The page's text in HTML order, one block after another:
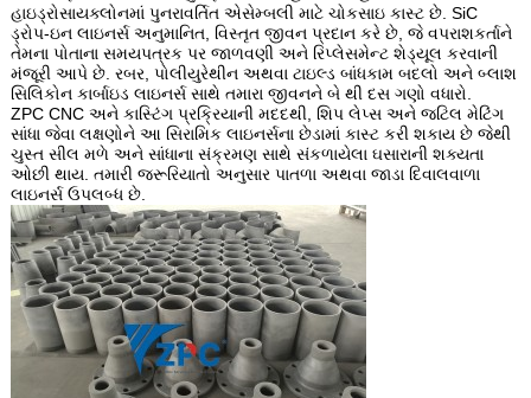
હાઇડ્રોસાયક્લોનમાં પુનરાવર્તિત એસેમ્બલી માટે ચોકસાઇ કાસ્ટ છે. SiC
ડ્રોપ-ઇન લાઇનર્સ અનુમાનિત, વિસ્તૃત જીવન પ્રદાન કરે છે, જે વપરાશકર્તાને
તેમના પોતાના સમયપત્રક પર જાળવણી અને રિપ્લેસમેન્ટ શેડ્યૂલ કરવાની
મંજૂરી આપે છે. રબર, પોલીયુરેથીન અથવા ટાઇલ્ડ બાંધકામ બદલો અને બ્લાશ
સિલિકોન કાર્બાઇડ લાઇનર્સ સાથે તમારા જીવનને બે થી દસ ગણો વધારો.
ZPC CNC અને કાસ્ટિંગ પ્રક્રિયાની મદદથી, શિપ લેપ્સ અને જટિલ મેટિંગ
સાંધા જેવા લક્ષણોને આ સિરામિક લાઇનર્સના છેડામાં કાસ્ટ કરી શકાય છે જેથી
ચુસ્ત સીલ મળે અને સાંધાના સંક્રમણ સાથે સંકળાયેલા ઘસારાની શક્યતા
ઓછી થાય. તમારી જરૂરિયાતો અનુસાર પાતળા અથવા જાડા દિવાલવાળા
લાઇનર્સ ઉપલબ્ધ છે.